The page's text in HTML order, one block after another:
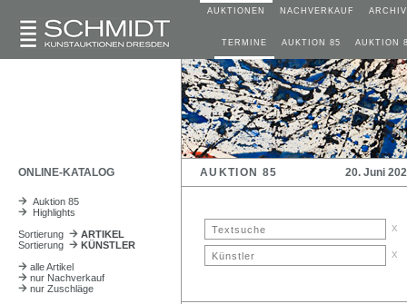
AUKTIONEN NACHVERKAUF ARCHIV
TERMINE AUKTION 85 AUKTION
ONLINE-KATALOG AUKTION 85 20. Juni
Auktion 85
Highlights
Sortierung
ARTIKEL
Sortierung
KÜNSTLER
alle Artikel
nur Nachverkauf
nur Zuschläge
x
x